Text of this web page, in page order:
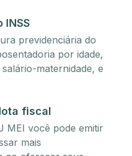
INSS
previdenciária do
por idade,
maternidade, e
fiscal
MEI você pode emitir
mais